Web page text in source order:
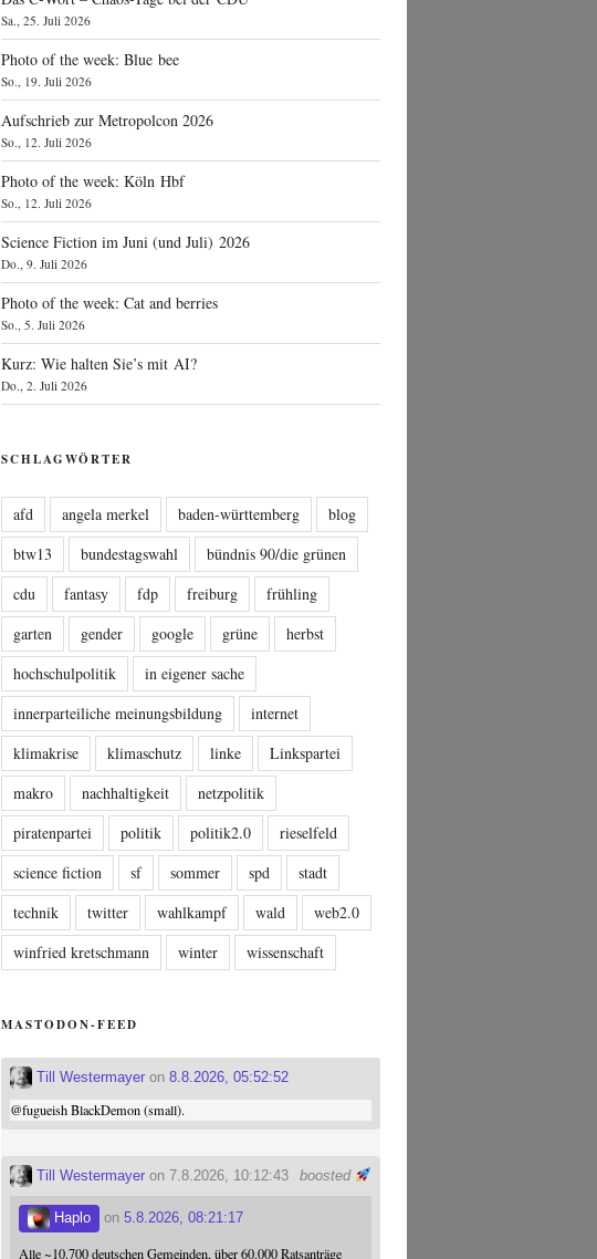
Sa., 25. Juli 2026
Photo of the week: Blue bee
So., 19. Juli 2026
Aufschrieb zur Metropolcon 2026
So., 12. Juli 2026
Photo of the week: Köln Hbf
So., 12. Juli 2026
Science Fiction im Juni (und Juli) 2026
Do., 9. Juli 2026
Photo of the week: Cat and berries
So., 5. Juli 2026
Kurz: Wie halten Sie’s mit AI?
Do., 2. Juli 2026
SCHLAGWÖRTER
afd angela merkel baden-württemberg
blog
btw13
bundestagswahl
bündnis 90/die grünen
cdu
fantasy fdp freiburg
frühling
garten
gender google grüne
herbst
hochschulpolitik
in eigener sache
innerparteiliche meinungsbildung
internet
klimakrise
klimaschutz linke
Linkspartei
makro
nachhaltigkeit
netzpolitik
piratenpartei
politik politik2.0
rieselfeld
science fiction
sf sommer spd
stadt
technik
twitter wahlkampf wald
web2.0
winfried kretschmann
winter wissenschaft
MASTODON-FEED
Till Westermayer on8.8.2026, 05:52:52
@fugueishBlackDemon (small).
boosted
Till Westermayer on 7.8.2026, 10:12:43
Haplo on5.8.2026, 08:21:17
Alle ~10.700 deutschen Gemeinden, über 60.000 Ratsanträge